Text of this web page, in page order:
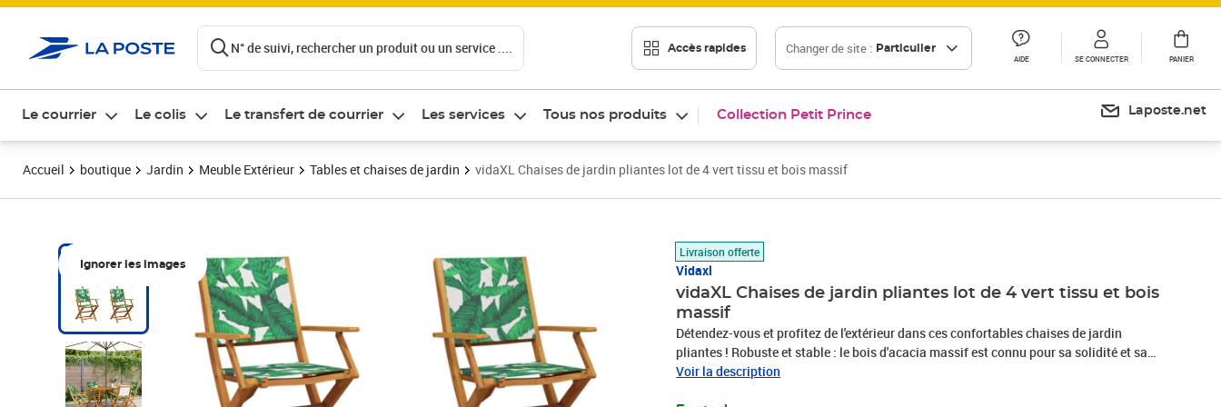
N° de suivi, rechercher un produit ou un service .... Accès rapides Changer de site : Particulier
AIDE SE CONNECTER PANIER
Le courrier Le colis Le transfert de courrier Les services Tous nos produits Collection Petit Prince Laposte.net
Accueil boutique Jardin Meuble Extérieur Tables et chaises de jardin vidaXL Chaises de jardin pliantes lot de 4 vert tissu et bois massif
Ignorer les images
Livraison offerte
Vidaxl
vidaXL Chaises de jardin pliantes lot de 4 vert tissu et bois
massif
Détendez-vous et profitez de l'extérieur dans ces confortables chaises de jardin
pliantes ! Robuste et stable : le bois d'acacia massif est connu pour sa solidité et sa
durabilité. Ses couleurs variées et ses grains uniques lui confèrent un aspect
Voir la description
Prix 232,89€